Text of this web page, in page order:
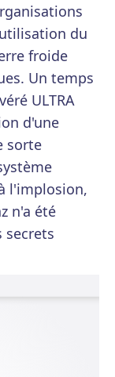
du
froide
Un temps
ULTRA
d'une
sorte
l'implosion,
n'a été
secrets